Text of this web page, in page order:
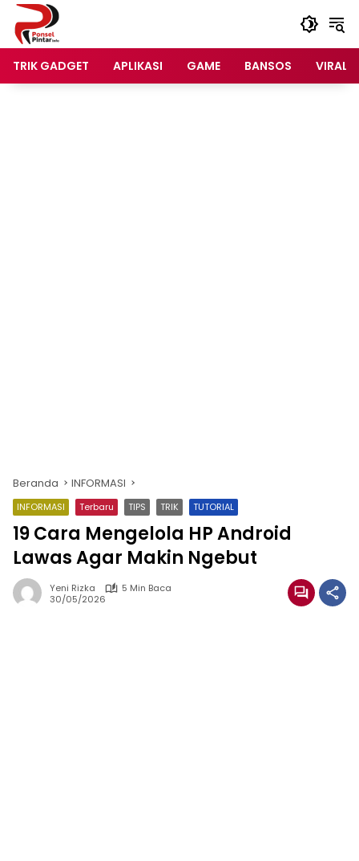
Langsung
konten
TRIK GADGET
APLIKASI GAME BANSOS VIRAL
Beranda INFORMASI
INFORMASI Terbaru TIPS TRIK TUTORIAL
19 Cara Mengelola HP Android
Lawas Agar Makin Ngebut
Yeni Rizka
5 Min Baca
30/05/2026